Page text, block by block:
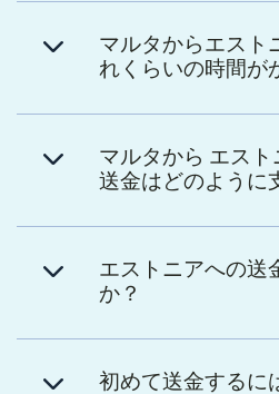
マルタからエスト
れくらいの時間が
マルタから エス
送金はどのように
エストニアへの送
か？
初めて送金するに